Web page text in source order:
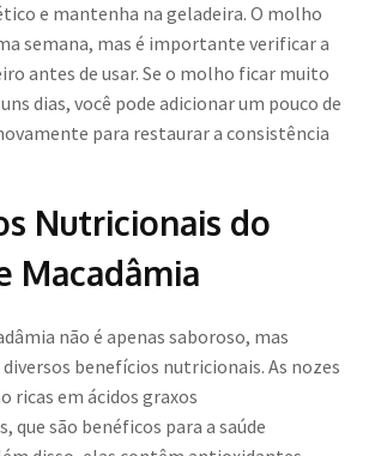
e mantenha na geladeira. O molho
semana, mas é importante verificar a
antes de usar. Se o molho ficar muito
dias, você pode adicionar um pouco de
para restaurar a consistência
Nutricionais do
Macadâmia
não é apenas saboroso, mas
benefícios nutricionais. As nozes
ricas em ácidos graxos
que são benéficos para a saúde